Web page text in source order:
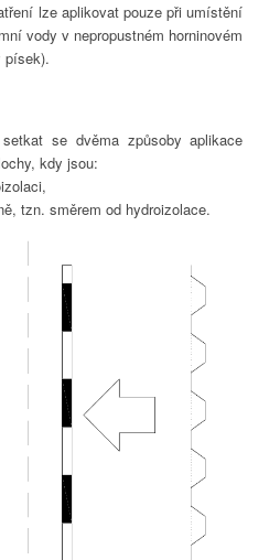
lze aplikovat pouze při umístění
vody v nepropustném horninovém
písek).
se dvěma způsoby aplikace
kdy jsou:
tzn. směrem od hydroizolace.